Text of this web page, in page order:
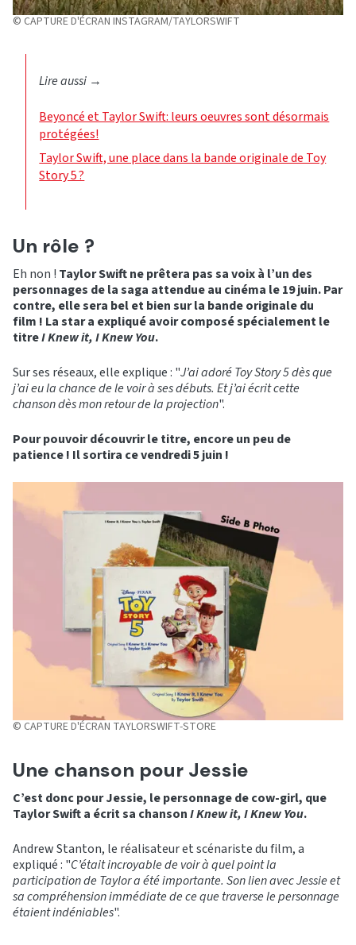
© CAPTURE D'ÉCRAN INSTAGRAM/TAYLORSWIFT
Lire aussi →
Beyoncé et Taylor Swift: leurs oeuvres sont désormais
protégées!
Taylor Swift, une place dans la bande originale de Toy
Story 5 ?
Un rôle ?
Eh non ! Taylor Swift ne prêtera pas sa voix à l’un des
personnages de la saga attendue au cinéma le 19 juin. Par
contre, elle sera bel et bien sur la bande originale du
film ! La star a expliqué avoir composé spécialement le
titreI Knew it, I Knew You.
Sur ses réseaux, elle explique : "J’ai adoré Toy Story 5 dès que
j’ai eu la chance de le voir à ses débuts. Et j’ai écrit cette
chanson dès mon retour de la projection".
Pour pouvoir découvrir le titre, encore un peu de
patience ! Il sortira ce vendredi 5 juin !
© CAPTURE D'ÉCRAN TAYLORSWIFT-STORE
Une chanson pour Jessie
C’est donc pour Jessie, le personnage de cow-girl, que
Taylor Swift a écrit sa chansonI Knew it, I Knew You.
Andrew Stanton, le réalisateur et scénariste du film, a
expliqué : "C’était incroyable de voir à quel point la
participation de Taylor a été importante. Son lien avec Jessie et
sa compréhension immédiate de ce que traverse le personnage
étaient indéniables".